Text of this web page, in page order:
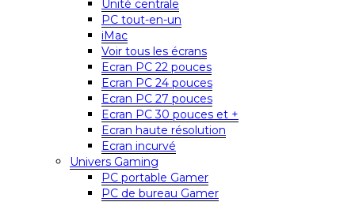
Unité centrale
PC tout-en-un
iMac
Voir tous les écrans
Ecran PC 22 pouces
Ecran PC 24 pouces
Ecran PC 27 pouces
Ecran PC 30 pouces et +
Ecran haute résolution
Ecran incurvé
Univers Gaming
PC portable Gamer
PC de bureau Gamer